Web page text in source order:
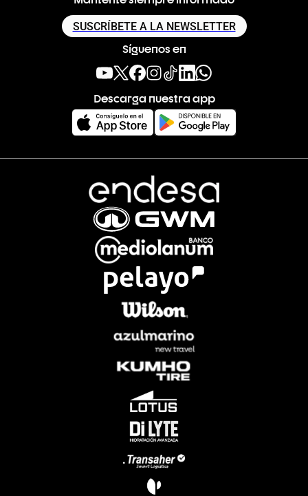
SUSCRÍBETE A LA NEWSLETTER
Síguenos en
Descarga nuestra app